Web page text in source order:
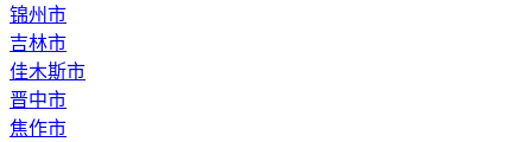
锦州市
吉林市
佳木斯市
晋中市
焦作市